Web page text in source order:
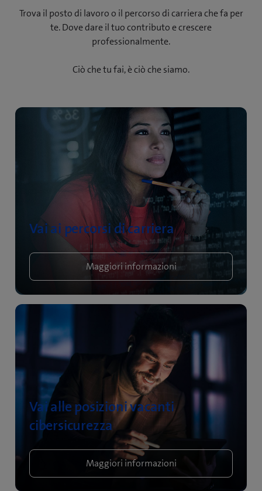
Trova il posto di lavoro o il percorso di carriera che fa per
te. Dove dare il tuo contributo e crescere
professionalmente.
Ciò che tu fai, è ciò che siamo.
Vai ai percorsi di carriera
Maggiori informazioni
Vai alle posizioni vacanti
cibersicurezza
Maggiori informazioni